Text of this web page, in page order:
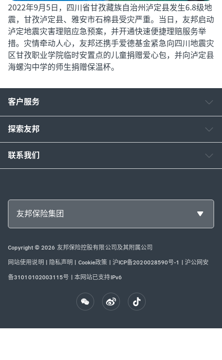
2022年9月5日，四川省甘孜藏族自治州泸定县发生6.8级地
震，甘孜泸定县、雅安市石棉县受灾严重。当日，友邦启动
泸定地震灾害理赔应急预案，并开通快速便捷理赔服务举
措。灾情牵动人心，友邦还携手爱德基金紧急向四川地震灾
区甘孜职业学院临时安置点的儿童捐赠爱心包，并向泸定县
海螺沟中学的师生捐赠保温杯。
客户服务
探索友邦
联系我们
友邦保险集团
Copyright © 2026 友邦保险控股有限公司及其附属公司
网站使用说明 | 隐私声明 | Cookie政策 | 沪ICP备2020028590号-1 | 沪公网安
备31010102003115号 | 本网站已支持IPv6